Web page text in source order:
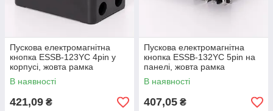
Пускова електромагнітна
кнопка ESSB-123YC 4pin у
корпусі, жовта рамка
В наявності
421,09 ₴
Пускова електромагнітна
кнопка ESSB-132YC 5pin на
панелі, жовта рамка
В наявності
407,05 ₴